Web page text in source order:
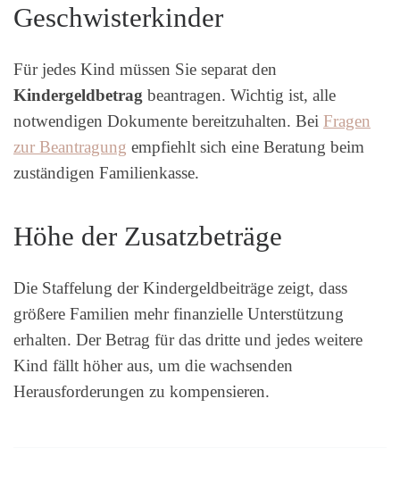
Geschwisterkinder
Für jedes Kind müssen Sie separat den
Kindergeldbetrag beantragen. Wichtig ist, alle
notwendigen Dokumente bereitzuhalten. Bei Fragen
zur Beantragung empfiehlt sich eine Beratung beim
zuständigen Familienkasse.
Höhe der Zusatzbeträge
Die Staffelung der Kindergeldbeiträge zeigt, dass
größere Familien mehr finanzielle Unterstützung
erhalten. Der Betrag für das dritte und jedes weitere
Kind fällt höher aus, um die wachsenden
Herausforderungen zu kompensieren.